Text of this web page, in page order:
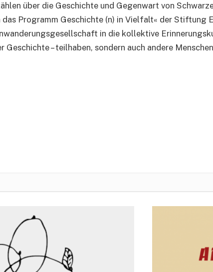
über die Geschichte und Gegenwart von
Programm Geschichte (n) in Vielfalt« der Stiftung
in die kollektive
– teilhaben, sondern auch andere